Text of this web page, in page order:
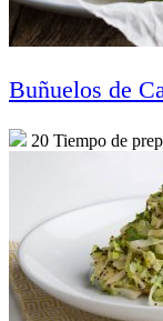
Buñuelos de
20 Tiempo de